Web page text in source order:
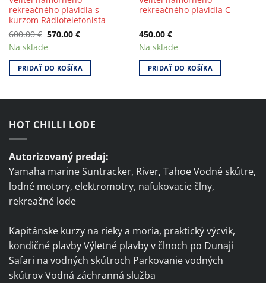
rekreačného plavidla s
kurzom Rádiotelefonista
600.00€ Original
price
was:
570.00 €Current
price
Na sklade
PRIDAŤ DO KOŠÍKA
rekreačného plavidla C
450.00 €
Na sklade
PRIDAŤ DO KOŠÍKA
HOT CHILLI LODE
Autorizovaný predaj:
Yamaha marine Suntracker, River, Tahoe Vodné skútre,
lodné motory, elektromotry, nafukovacie člny,
rekreačné lode
Kapitánske kurzy na rieky a moria, praktický výcvik,
kondičné plavby Výletné plavby v člnoch po Dunaji
Safari na vodných skútroch Parkovanie vodných
skútrov Vodná záchranná služba